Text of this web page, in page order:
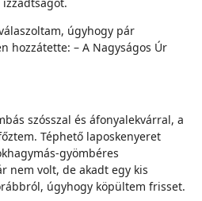
úgyhogy pár
hozzátette: – A Nagyságos Úr
szósszal és áfonyalekvárral, a
Téphető laposkenyeret
gyömbéres
nem volt, de akadt egy kis
úgyhogy köpültem frisset.